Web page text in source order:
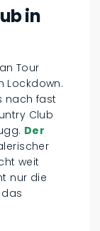
in
Tour
Lockdown.
nach fast
Club
Der
weit
nur die